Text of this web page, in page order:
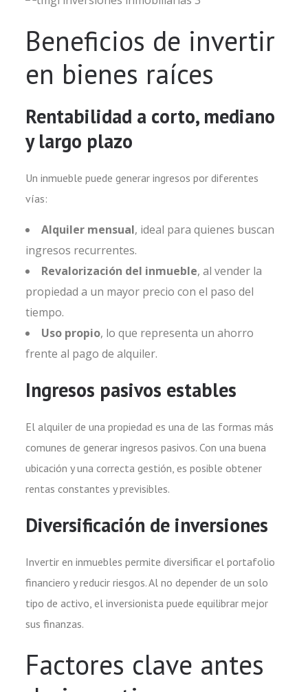
Beneficios de invertir
en bienes raíces
Rentabilidad a corto, mediano
y largo plazo
Un inmueble puede generar ingresos por diferentes
vías:
Alquiler mensual, ideal para quienes buscan
ingresos recurrentes.
Revalorización del inmueble, al vender la
propiedad a un mayor precio con el paso del
tiempo.
Uso propio, lo que representa un ahorro
frente al pago de alquiler.
Ingresos pasivos estables
El alquiler de una propiedad es una de las formas más
comunes de generar ingresos pasivos. Con una buena
ubicación y una correcta gestión, es posible obtener
rentas constantes y previsibles.
Diversificación de inversiones
Invertir en inmuebles permite diversificar el portafolio
financiero y reducir riesgos. Al no depender de un solo
tipo de activo, el inversionista puede equilibrar mejor
sus finanzas.
Factores clave antes